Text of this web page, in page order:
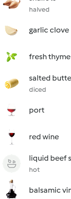
halved
garlic clove
fresh
salted
diced
port
red wine
liquid beef
hot
balsamic